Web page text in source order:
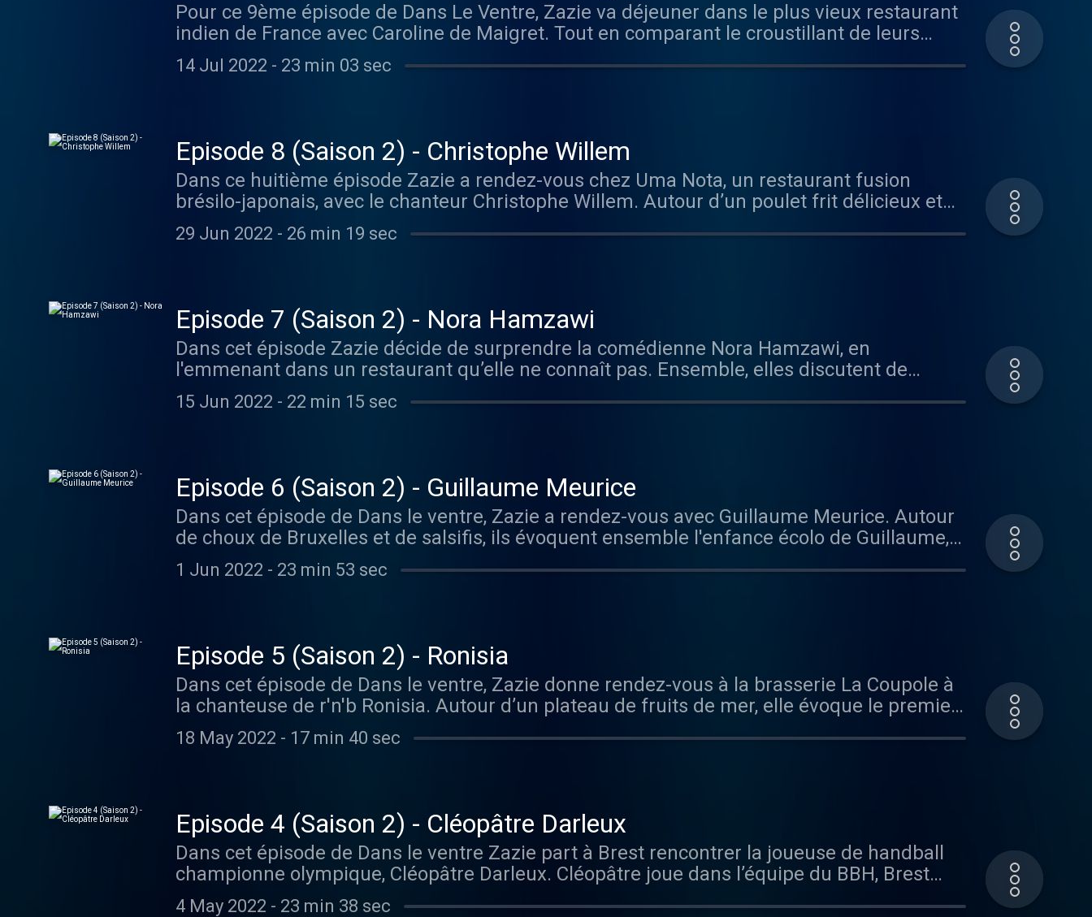
Pour ce 9ème épisode de Dans Le Ventre, Zazie va déjeuner dans le plus vieux restaurant
indien de France avec Caroline de Maigret. Tout en comparant le croustillant de leurs
cheese naans, la productrice évoque son enfance, les débuts de sa carrière de mannequin
à New York, sa passion pour la musique ou encore sa crise de la quarantaine.
14 Jul 2022 - 23 min 03 sec
Episode 8 (Saison 2) - Christophe Willem
Dans ce huitième épisode Zazie a rendez-vous chez Uma Nota, un restaurant fusion
brésilo-japonais, avec le chanteur Christophe Willem. Autour d’un poulet frit délicieux et
d’une moqueca de poisson, Christophe évoque sa période Nouvelle Star, la difficulté de se
sentir bien dans son corps et sa passion pour le Brésil. Son sixième album Panorama
29 Jun 2022 - 26 min 19 sec
Episode 7 (Saison 2) - Nora Hamzawi
Dans cet épisode Zazie décide de surprendre la comédienne Nora Hamzawi, en
l'emmenant dans un restaurant qu’elle ne connaît pas. Ensemble, elles discutent de
l’enfance à table de l’humoriste, de comment exercer son métier sans être dépendant du
regard des autres, et du mauvais gluten qui empêche de boutonner ses jeans. Matsuda :
15 Jun 2022 - 22 min 15 sec
Episode 6 (Saison 2) - Guillaume Meurice
Dans cet épisode de Dans le ventre, Zazie a rendez-vous avec Guillaume Meurice. Autour
de choux de Bruxelles et de salsifis, ils évoquent ensemble l'enfance écolo de Guillaume,
sa prise de conscience végétarienne et son rapport à la célébrité. Il nous parle également
de son nouveau spectacle : Guillaume Meurice 2022. Le Grand Pan : 20 Rue Rosenwald,
1 Jun 2022 - 23 min 53 sec
Episode 5 (Saison 2) - Ronisia
Dans cet épisode de Dans le ventre, Zazie donne rendez-vous à la brasserie La Coupole à
la chanteuse de r'n'b Ronisia. Autour d’un plateau de fruits de mer, elle évoque le premier
album de l’artiste, ses liens avec ses origines cap-verdienne et son plaisir de la
découverte de la scène et de son public. L’album éponyme de Ronisia est sorti en février
par Acast. Visitez acast.com/privacy pour plus d'informations.
18 May 2022 - 17 min 40 sec
Episode 4 (Saison 2) - Cléopâtre Darleux
Dans cet épisode de Dans le ventre Zazie part à Brest rencontrer la joueuse de handball
championne olympique, Cléopâtre Darleux. Cléopâtre joue dans l’équipe du BBH, Brest
Bretagne handball, ville où elle a aussi un restaurant italien : Il Castello. Autour d’une
4 May 2022 - 23 min 38 sec